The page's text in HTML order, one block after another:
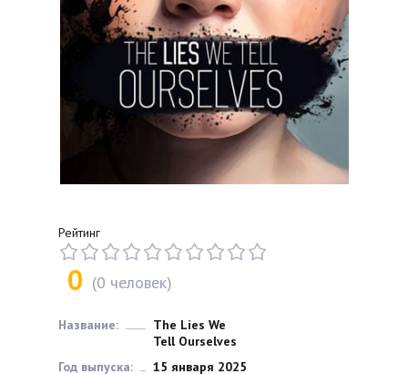
Рейтинг
0 (0 человек)
Название:
The Lies We
Tell Ourselves
Год выпуска:
15 января 2025